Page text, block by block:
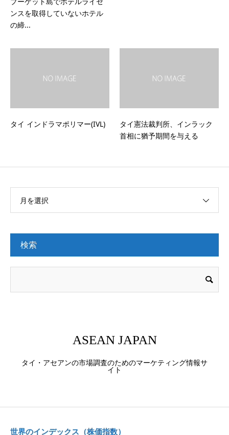
ンスを取得していないホテル
の締...
タイ インドラマポリマー(IVL)
タイ憲法裁判所、インラック
首相に猶予期間を与える
月を選択
検索
ASEAN JAPAN
タイ・アセアンの市場調査のためのマーケティング情報サ
イト
世界のインデックス（株価指数）